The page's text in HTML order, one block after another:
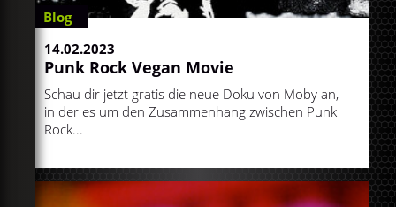
Blog
14.02.2023
Punk Rock Vegan Movie
Schau dir jetzt gratis die neue Doku von Moby an,
in der es um den Zusammenhang zwischen Punk
Rock...